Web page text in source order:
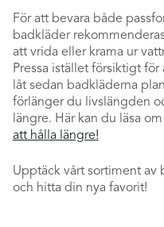
För att bevara både
badkläder
att vrida eller krama ur
Pressa istället försiktigt
låt sedan badkläderna
förlänger du livslängden
längre. Här kan du läsa om
att hålla längre!
Upptäck vårt sortiment av
och hitta din nya favorit!